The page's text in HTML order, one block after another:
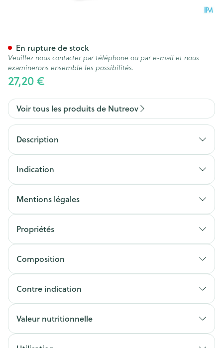
27,20 €
En rupture de stock
Veuillez nous contacter par téléphone ou par e-mail et nous
examinerons ensemble les possibilités.
Voir tous les produits de Nutreov
Description
Indication
Mentions légales
Propriétés
Composition
Contre indication
Valeur nutritionnelle